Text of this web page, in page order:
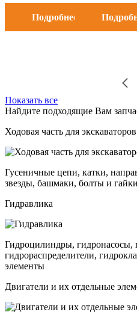
Подробнее
Показать все
Найдите подходящие Вам
Ходовая часть для
Гусеничные цепи, катки,
звезды, башмаки, болты и гайки
Гидравлика
Гидроцилиндры, гидронасосы,
гидрораспределители,
элементы
Двигатели и их отдельные